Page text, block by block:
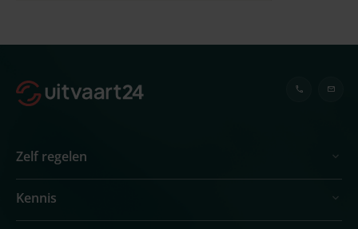
Zelf regelen
Kennis